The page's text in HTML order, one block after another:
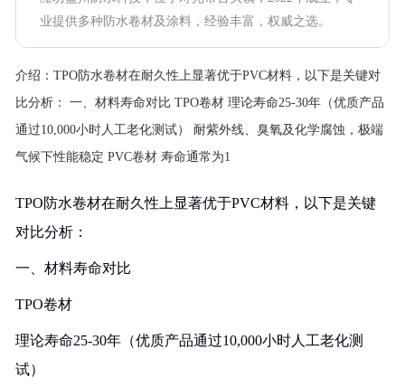
业提供多种防水卷材及涂料，经验丰富，权威之选。
介绍： TPO防水卷材在耐久性上显著优于PVC材料，以下是关键对
比分析： 一、材料寿命对比 ‌TPO卷材‌ 理论寿命25-30年（优质产品
通过10,000小时人工老化测试） 耐紫外线、臭氧及化学腐蚀，极端
气候下性能稳定 ‌PVC卷材‌ 寿命通常为1
TPO防水卷材在耐久性上显著优于PVC材料，以下是关键
对比分析：
一、材料寿命对比
‌TPO卷材‌
理论寿命25-30年（优质产品通过10,000小时人工老化测
试）